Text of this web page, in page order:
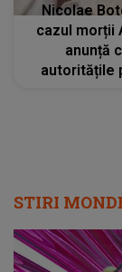
Nicolae
cazul morții
anunță
autoritățile
STIRI